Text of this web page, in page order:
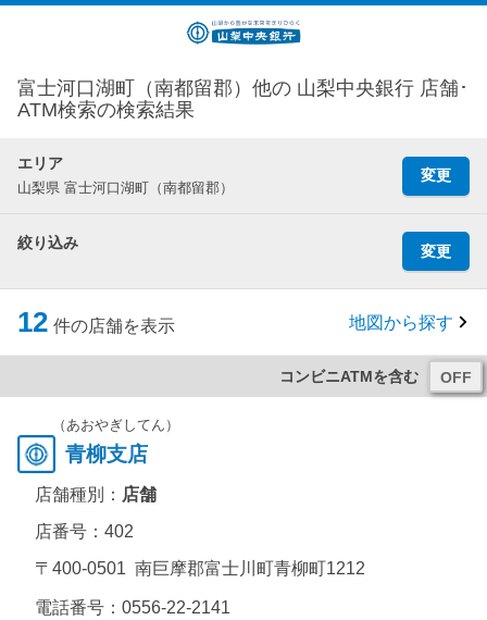
富士河口湖町（南都留郡）他の 山梨中央銀行 店舗･
ATM検索の検索結果
エリア
山梨県 富士河口湖町（南都留郡）
変更
絞り込み 変更
12 件の店舗を表示 地図から探す
コンビニATMを含む
（あおやぎしてん）
青柳支店
店舗種別： 店舗
店番号：402
〒400-0501 南巨摩郡富士川町青柳町1212
電話番号： 0556-22-2141